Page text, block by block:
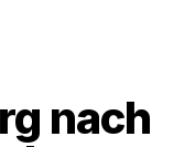
nach